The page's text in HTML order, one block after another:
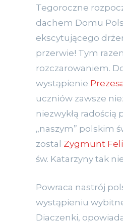
Tegoroczne
dachem Domu
ekscytującego
przerwie! Tym
rozczarowaniem.
wystąpienie
uczniów zawsze
niezwykłą
„naszym” polskim
zostal Zygmunt
św. Katarzyny tak
Powraca nastrój
wystąpieniu
Diaczenki,